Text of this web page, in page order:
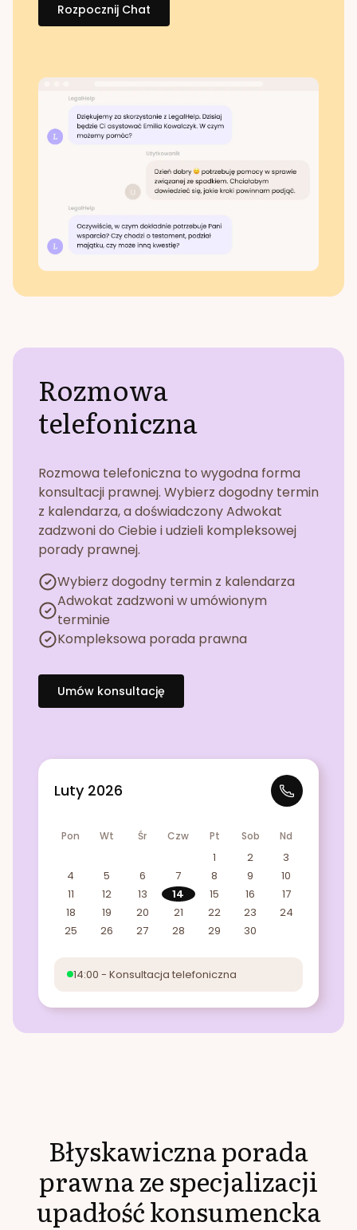
Rozpocznij Chat
Rozmowa
telefoniczna
Rozmowa telefoniczna to wygodna forma
konsultacji prawnej. Wybierz dogodny termin
z kalendarza, a doświadczony Adwokat
zadzwoni do Ciebie i udzieli kompleksowej
porady prawnej.
Wybierz dogodny termin z kalendarza
Adwokat zadzwoni w umówionym
terminie
Kompleksowa porada prawna
Umów konsultację
Luty 2026
Pon Wt Śr Czw Pt Sob Nd
1 2
3
4
5 6 7 8 9
10
11
12 13 14 15 16
17
18
19 20 21 22 23
24
25
26 27 28 29 30
14:00 - Konsultacja telefoniczna
Błyskawiczna porada
prawna ze specjalizacji
upadłość konsumencka